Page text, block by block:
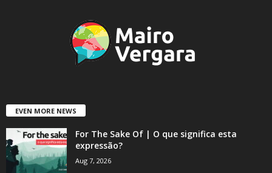
EVEN MORE NEWS
For The Sake Of | O que significa esta
expressão?
Aug 7, 2026